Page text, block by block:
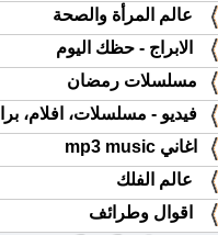
عالم المرأة والصحة
الابراج - حظك اليوم
مسلسلات رمضان
فيديو - مسلسلات، افلام،
اغاني mp3 music
عالم الفلك
اقوال وطرائف